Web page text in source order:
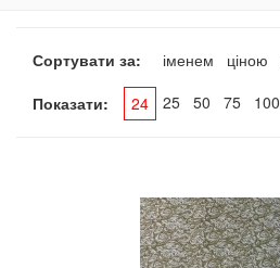
Сортувати за: іменем ціною
Показати:
24 25 50 75 100